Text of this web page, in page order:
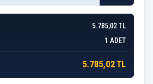
5.785,02 TL
1 ADET
5.785,02 TL